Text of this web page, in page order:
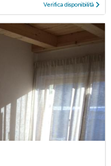
Verifica disponibilità